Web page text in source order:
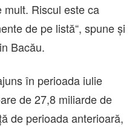
Riscul este ca
de pe listă“, spune şi
Bacău.
în perioada iulie
de 27,8 miliarde de
de perioada anterioară,